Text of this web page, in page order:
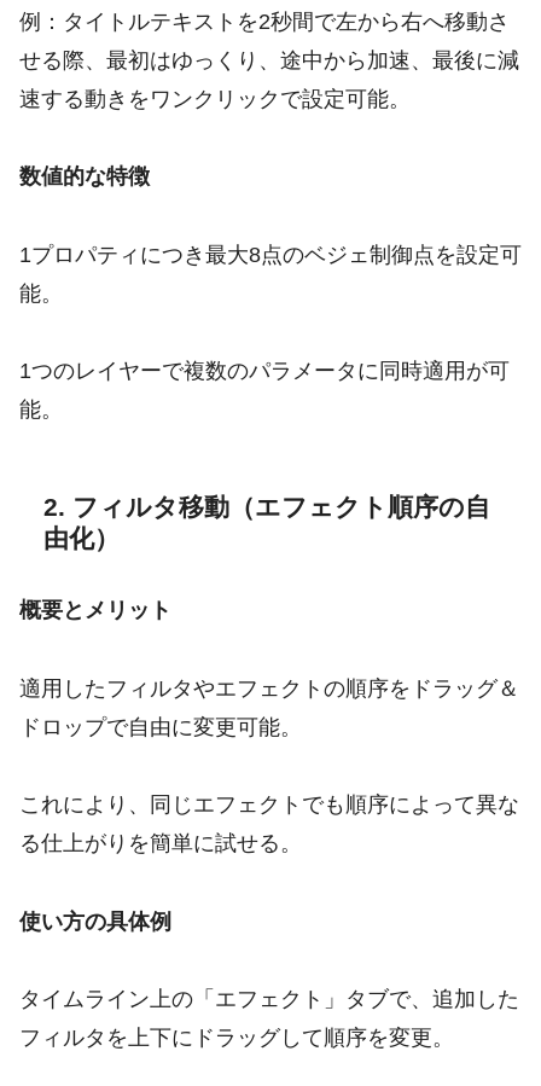
例：タイトルテキストを2秒間で左から右へ移動さ
せる際、最初はゆっくり、途中から加速、最後に減
速する動きをワンクリックで設定可能。
数値的な特徴
1プロパティにつき最大8点のベジェ制御点を設定可
能。
1つのレイヤーで複数のパラメータに同時適用が可
能。
2. フィルタ移動（エフェクト順序の自
由化）
概要とメリット
適用したフィルタやエフェクトの順序をドラッグ＆
ドロップで自由に変更可能。
これにより、同じエフェクトでも順序によって異な
る仕上がりを簡単に試せる。
使い方の具体例
タイムライン上の「エフェクト」タブで、追加した
フィルタを上下にドラッグして順序を変更。